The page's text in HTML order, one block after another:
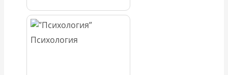
Психология